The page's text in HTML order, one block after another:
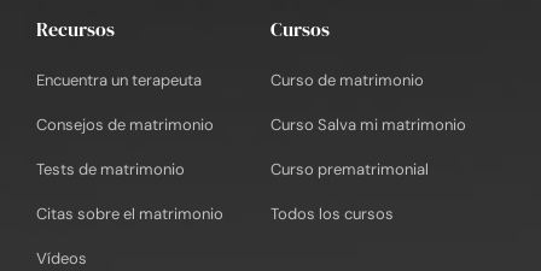
Recursos
Encuentra un terapeuta
Consejos de matrimonio
Tests de matrimonio
Citas sobre el matrimonio
Vídeos
Cursos
Curso de matrimonio
Curso Salva mi matrimonio
Curso prematrimonial
Todos los cursos